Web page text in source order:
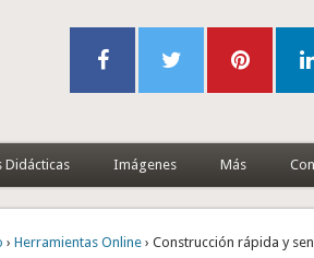
Didácticas Imágenes Más
›Herramientas Online › Construcción rápida y